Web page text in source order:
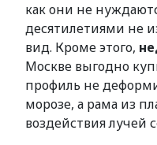
как они не
десятилетиями не
вид. Кроме этого,
Москве выгодно
профиль не
морозе, а рама из
воздействия лучей